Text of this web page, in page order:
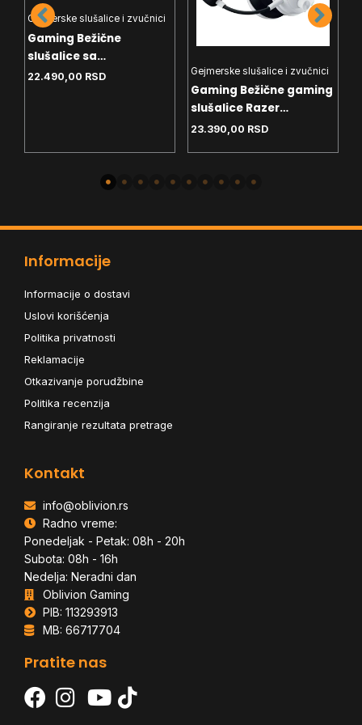
Gejmerske slušalice i zvučnici
Gaming Bežične
slušalice sa
mikrofonom Logitech
22.490,00 RSD Gejmerske slušalice i zvučnici
Gaming Bežične gaming
slušalice Razer
Blackschark V3 RZ04-
23.390,00 RSD
Informacije
Informacije o dostavi
Uslovi korišćenja
Politika privatnosti
Reklamacije
Otkazivanje porudžbine
Politika recenzija
Rangiranje rezultata pretrage
Kontakt
info@oblivion.rs
Radno vreme:
Ponedeljak - Petak: 08h - 20h
Subota: 08h - 16h
Nedelja: Neradni dan
Oblivion Gaming
PIB: 113293913
MB: 66717704
Pratite nas